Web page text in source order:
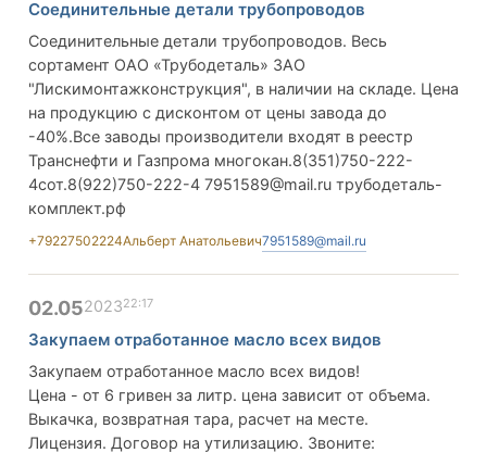
Соединительные детали трубопроводов
Соединительные детали трубопроводов. Весь
сортамент ОАО «Трубодеталь» ЗАО
"Лискимонтажконструкция", в наличии на складе. Цена
на продукцию с дисконтом от цены завода до
-40%.Все заводы производители входят в реестр
Транснефти и Газпрома многокан.8(351)750-222-
4сот.8(922)750-222-4 7951589@mail.ru трубодеталь-
комплект.рф
+79227502224Альберт Анатольевич7951589@mail.ru
02.05202322:17
Закупаем отработанное масло всех видов
Закупаем отработанное масло всех видов!
Цена - от 6 гривен за литр. цена зависит от объема.
Выкачка, возвратная тара, расчет на месте.
Лицензия. Договор на утилизацию. Звоните: